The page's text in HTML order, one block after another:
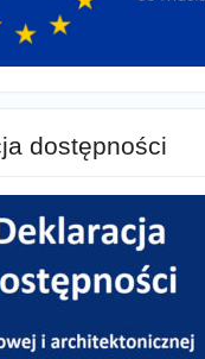
dostępności